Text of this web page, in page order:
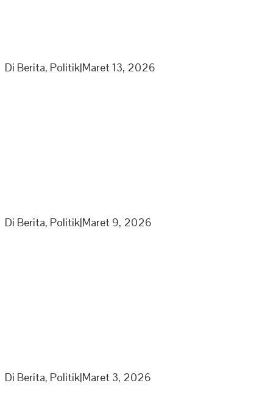
Di Berita, Politik|Maret 13, 2026
Di Berita, Politik|Maret 9, 2026
Di Berita, Politik|Maret 3, 2026